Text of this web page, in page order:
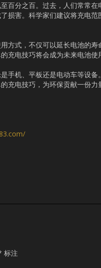
百分之百。过去，人们常常
损害。科学家们建议将充电
方式，不仅可以延长电池的
充电技巧将会成为未来电池使
手机、平板还是电动车等设
充电技巧，为环保贡献一份
标注